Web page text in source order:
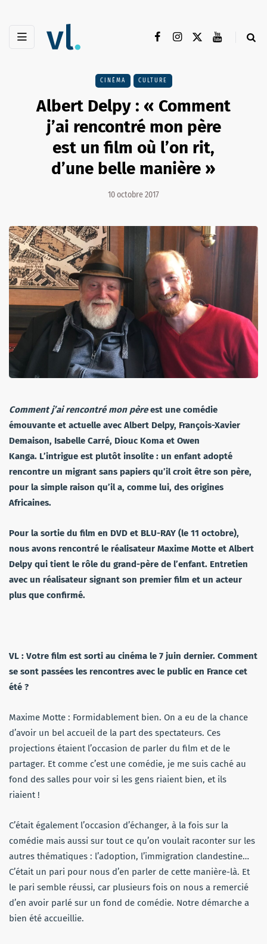
CINÉMA CULTURE
Albert Delpy : « Comment
j’ai rencontré mon père
est un film où l’on rit,
d’une belle manière »
10 octobre 2017
Comment j’ai rencontré mon pèreest une comédie
émouvante et actuelle avec Albert Delpy, François-Xavier
Demaison, Isabelle Carré, Diouc Koma et Owen
Kanga. L’intrigue est plutôt insolite : un enfant adopté
rencontre un migrant sans papiers qu’il croit être son père,
pour la simple raison qu’il a, comme lui, des origines
Africaines.
Pour la sortie du film en DVD et BLU-RAY (le 11 octobre),
nous avons rencontré le réalisateur Maxime Motte et Albert
Delpy qui tient le rôle du grand-père de l’enfant. Entretien
avec un réalisateur signant son premier film et un acteur
plus que confirmé.
VL : Votre film est sorti au cinéma le 7 juin dernier. Comment
se sont passées les rencontres avec le public en France cet
été ?
Maxime Motte : Formidablement bien. On a eu de la chance
d’avoir un bel accueil de la part des spectateurs. Ces
projections étaient l’occasion de parler du film et de le
partager. Et comme c’est une comédie, je me suis caché au
fond des salles pour voir si les gens riaient bien, et ils
riaient !
C’était également l’occasion d’échanger, à la fois sur la
comédie mais aussi sur tout ce qu’on voulait raconter sur les
autres thématiques : l’adoption, l’immigration clandestine…
C’était un pari pour nous d’en parler de cette manière-là. Et
le pari semble réussi, car plusieurs fois on nous a remercié
d’en avoir parlé sur un fond de comédie. Notre démarche a
bien été accueillie.